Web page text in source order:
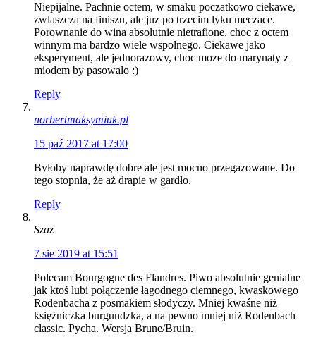
Niepijalne. Pachnie octem, w smaku poczatkowo ciekawe,
zwlaszcza na finiszu, ale juz po trzecim lyku meczace.
Porownanie do wina absolutnie nietrafione, choc z octem
winnym ma bardzo wiele wspolnego. Ciekawe jako
eksperyment, ale jednorazowy, choc moze do marynaty z
miodem by pasowalo :)
Reply
norbertmaksymiuk.pl
15 paź 2017 at 17:00
Byłoby naprawdę dobre ale jest mocno przegazowane. Do
tego stopnia, że aż drapie w gardło.
Reply
Szaz
7 sie 2019 at 15:51
Polecam Bourgogne des Flandres. Piwo absolutnie genialne
jak ktoś lubi połączenie łagodnego ciemnego, kwaskowego
Rodenbacha z posmakiem słodyczy. Mniej kwaśne niż
księżniczka burgundzka, a na pewno mniej niż Rodenbach
classic. Pycha. Wersja Brune/Bruin.